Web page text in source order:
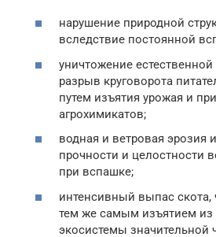
нарушение природной
вследствие постоянной
уничтожение
разрыв круговорота
путем изъятия урожая и
агрохимикатов;
водная и ветровая эрозия
прочности и целостности
при вспашке;
интенсивный выпас скота,
тем же самым изъятием из
экосистемы значительной